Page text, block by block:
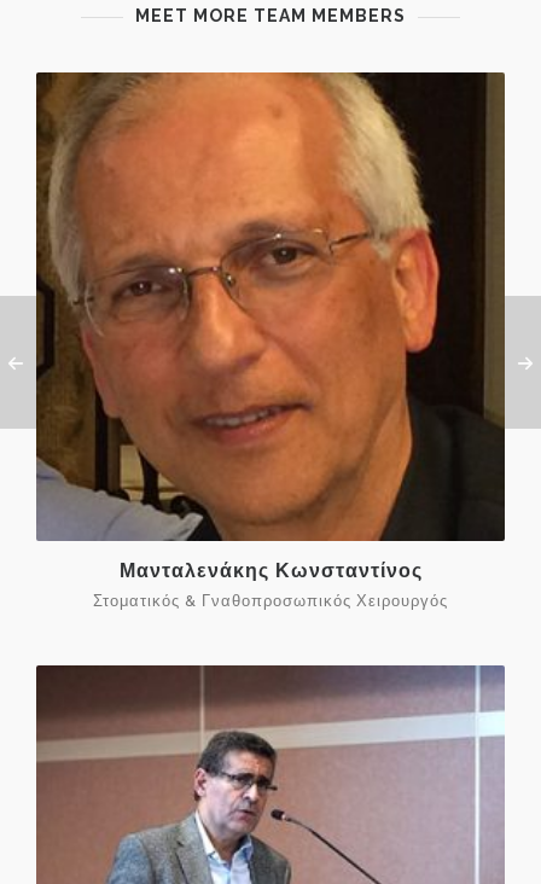
MEET MORE TEAM MEMBERS
Μανταλενάκης Κωνσταντίνος
Στοματικός & Γναθοπροσωπικός Χειρουργός